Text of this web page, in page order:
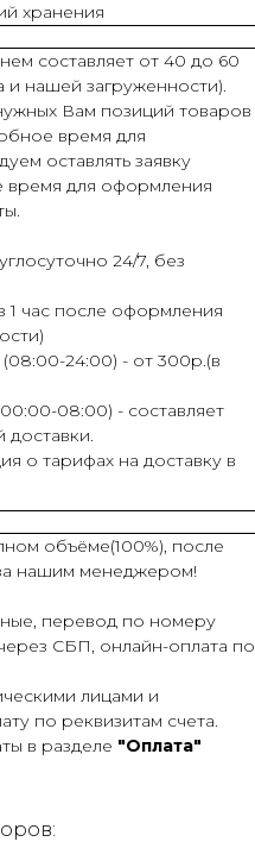
хранения
составляет от 40 до 60
и нашей загруженности).
Вам позиций товаров
время для
оставлять заявку
время для оформления
24/7, без
1 час после оформления
24:00) - от 300р.(в
08:00) - составляет
доставки.
о тарифах на доставку в
объёме(100%), после
нашим менеджером!
перевод по номеру
СБП, онлайн-оплата по
лицами и
по реквизитам счета.
в разделе "Оплата"